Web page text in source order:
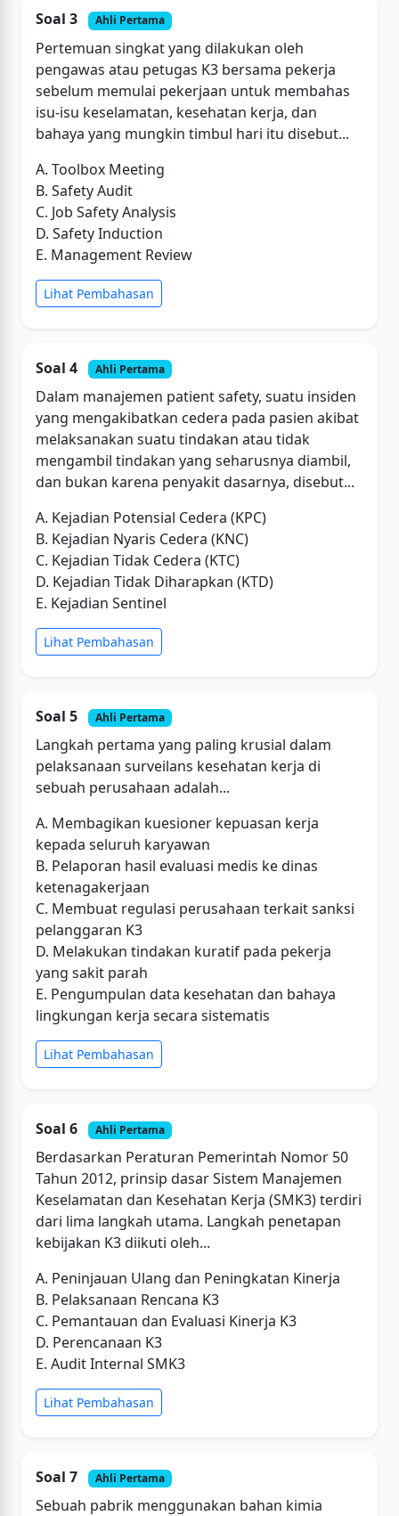
Soal 3 Ahli Pertama
Pertemuan singkat yang dilakukan oleh
pengawas atau petugas K3 bersama pekerja
sebelum memulai pekerjaan untuk membahas
isu-isu keselamatan, kesehatan kerja, dan
bahaya yang mungkin timbul hari itu disebut...
A. Toolbox Meeting
B. Safety Audit
C. Job Safety Analysis
D. Safety Induction
E. Management Review
Lihat Pembahasan
Soal 4 Ahli Pertama
Dalam manajemen patient safety, suatu insiden
yang mengakibatkan cedera pada pasien akibat
melaksanakan suatu tindakan atau tidak
mengambil tindakan yang seharusnya diambil,
dan bukan karena penyakit dasarnya, disebut...
A. Kejadian Potensial Cedera (KPC)
B. Kejadian Nyaris Cedera (KNC)
C. Kejadian Tidak Cedera (KTC)
D. Kejadian Tidak Diharapkan (KTD)
E. Kejadian Sentinel
Lihat Pembahasan
Soal 5 Ahli Pertama
Langkah pertama yang paling krusial dalam
pelaksanaan surveilans kesehatan kerja di
sebuah perusahaan adalah...
A. Membagikan kuesioner kepuasan kerja
kepada seluruh karyawan
B. Pelaporan hasil evaluasi medis ke dinas
ketenagakerjaan
C. Membuat regulasi perusahaan terkait sanksi
pelanggaran K3
D. Melakukan tindakan kuratif pada pekerja
yang sakit parah
E. Pengumpulan data kesehatan dan bahaya
lingkungan kerja secara sistematis
Lihat Pembahasan
Soal 6 Ahli Pertama
Berdasarkan Peraturan Pemerintah Nomor 50
Tahun 2012, prinsip dasar Sistem Manajemen
Keselamatan dan Kesehatan Kerja (SMK3) terdiri
dari lima langkah utama. Langkah penetapan
kebijakan K3 diikuti oleh...
A. Peninjauan Ulang dan Peningkatan Kinerja
B. Pelaksanaan Rencana K3
C. Pemantauan dan Evaluasi Kinerja K3
D. Perencanaan K3
E. Audit Internal SMK3
Lihat Pembahasan
Soal 7 Ahli Pertama
Sebuah pabrik menggunakan bahan kimia